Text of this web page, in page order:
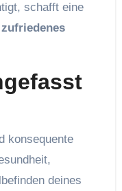
schafft eine
konsequente
deines